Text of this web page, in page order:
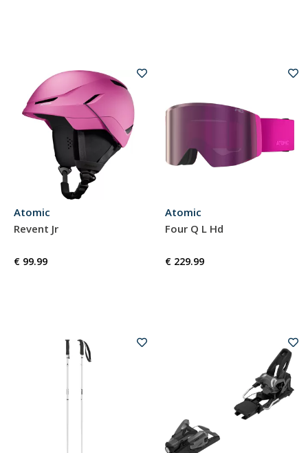
Atomic
Revent Jr
€ 99.99
Atomic
Four Q L Hd
€ 229.99